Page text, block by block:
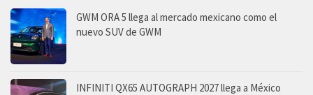
GWM ORA 5 llega al mercado mexicano como el
nuevo SUV de GWM
INFINITI QX65 AUTOGRAPH 2027 llega a México